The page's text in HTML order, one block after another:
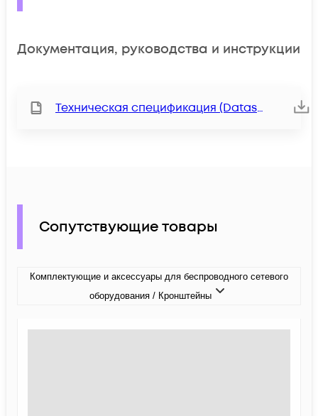
Документация, руководства и инструкции
Техническая спецификация (Datasheet)
Сопутствующие товары
Комплектующие и аксессуары для беспроводного сетевого
оборудования / Кронштейны